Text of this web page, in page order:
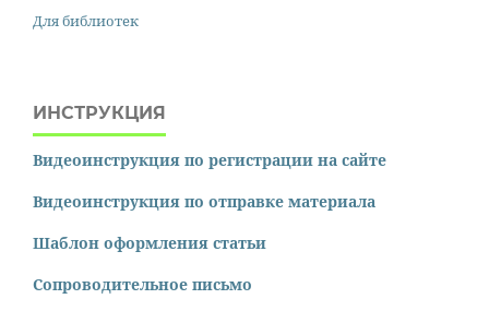
Для библиотек
ИНСТРУКЦИЯ
Видеоинструкция по регистрации на сайте
Видеоинструкция по отправке материала
Шаблон оформления статьи
Сопроводительное письмо